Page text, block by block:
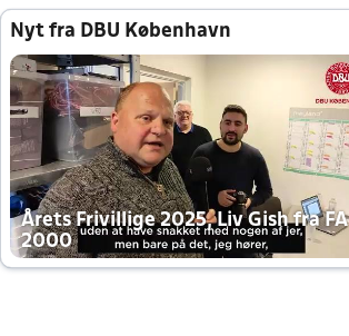
Nyt fra DBU København
Årets Frivillige 2025, Liv Gish fra FA
2000